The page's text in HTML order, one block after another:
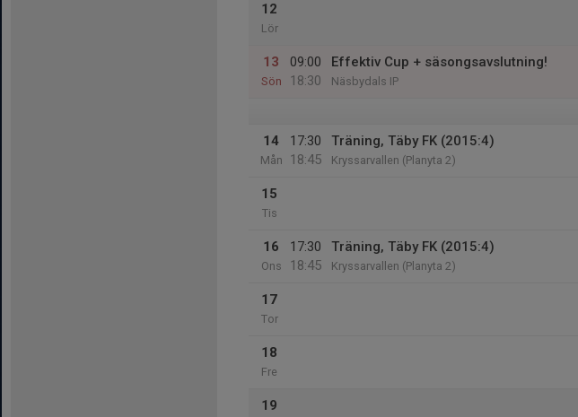
12
Lör
13
Sön
09:00
18:30
Effektiv Cup + säsongsavslutning!
Näsbydals IP
14
Mån
17:30
18:45
Träning, Täby FK (2015:4)
Kryssarvallen (Planyta 2)
15
Tis
16
Ons
17:30
18:45
Träning, Täby FK (2015:4)
Kryssarvallen (Planyta 2)
17
Tor
18
Fre
19